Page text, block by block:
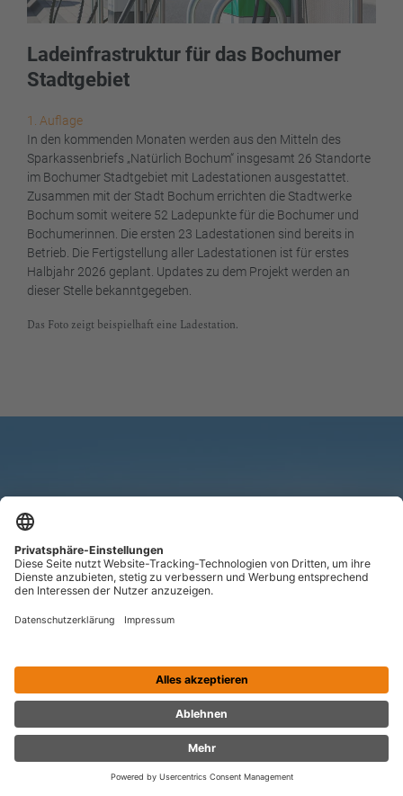
Ladeinfrastruktur für das Bochumer
Stadtgebiet
1. Auflage
In den kommenden Monaten werden aus den Mitteln des
Sparkassenbriefs „Natürlich Bochum“ insgesamt 26 Standorte
im Bochumer Stadtgebiet mit Ladestationen ausgestattet.
Zusammen mit der Stadt Bochum errichten die Stadtwerke
Bochum somit weitere 52 Ladepunkte für die Bochumer und
Bochumerinnen. Die ersten 23 Ladestationen sind bereits in
Betrieb. Die Fertigstellung aller Ladestationen ist für erstes
Halbjahr 2026 geplant. Updates zu dem Projekt werden an
dieser Stelle bekanntgegeben.
Das Foto zeigt beispielhaft eine Ladestation.
Investition vor Ort
in klimafreundliche Projekte